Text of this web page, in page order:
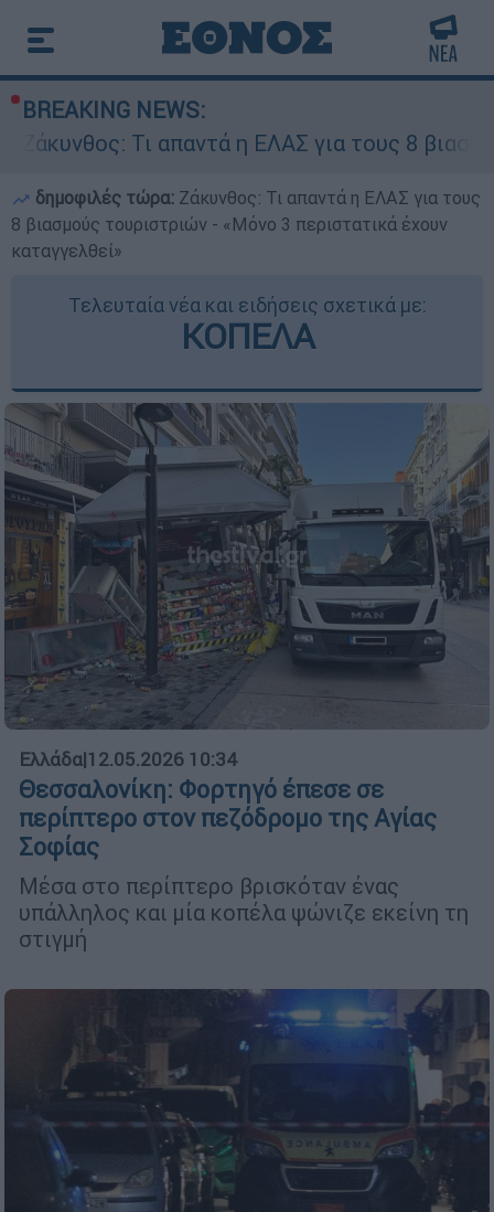
BREAKING NEWS:
απαντά η ΕΛΑΣ για τους 8 βιασμούς
δημοφιλές τώρα: Ζάκυνθος: Τι απαντά η ΕΛΑΣ για τους
8 βιασμούς τουριστριών - «Μόνο 3 περιστατικά έχουν
καταγγελθεί»
Τελευταία νέα και ειδήσεις σχετικά με:
ΚΟΠΕΛΑ
Ελλάδα|12.05.2026 10:34
Θεσσαλονίκη: Φορτηγό έπεσε σε
περίπτερο στον πεζόδρομο της Αγίας
Σοφίας
Μέσα στο περίπτερο βρισκόταν ένας
υπάλληλος και μία κοπέλα ψώνιζε εκείνη τη
στιγμή